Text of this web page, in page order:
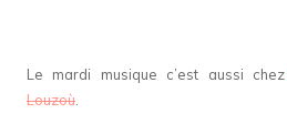
Le mardi musique c’est aussi chez
Louzoù